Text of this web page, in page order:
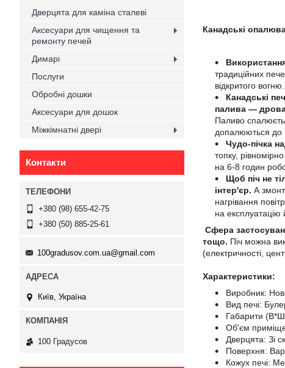
Канадські
традиційних
відкритого вогню.
Канадські
палива —
Паливо
допалюються до
Чудо-пічка
топку,
на 6-8 годин
Щоб піч не
інтер'єр. А
нагрівання
на експлуатацію
Сфера
тощо. Піч можна
(електричності,
Характеристики:
Виробник:
Вид печі:
Габарити
Об'єм
Дверцята: Зі
Поверхня:
Кожух печі:
Дверцята для каміна сталеві
Аксесуари для чищення та
ремонту печей
Димарі
Послуги
Обробні дошки
Аксесуари для дошок
Міжкімнатні двері
Контакти
+380 (98) 655-42-75
+380 (50) 885-25-61
100gradusov.com.ua@gmail.com
Київ, Україна
100 Градусов